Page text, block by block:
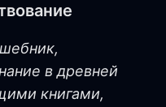
в древней
книгами,